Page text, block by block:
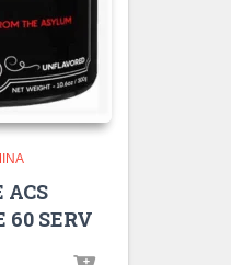
ACS
60 SERV